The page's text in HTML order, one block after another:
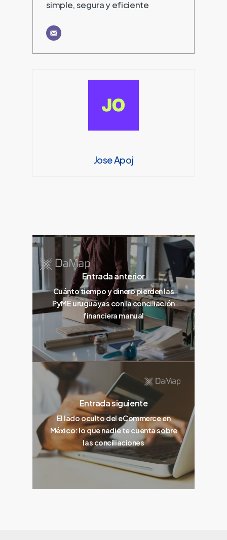
simple, segura y eficiente
Jose Apoj
Entrada anterior
Cuánto tiempo y dinero pierden las
PyME uruguayas con la conciliación
financiera manual
Entrada siguiente
El lado oculto del eCommerce en
México: lo que nadie te cuenta sobre
las conciliaciones